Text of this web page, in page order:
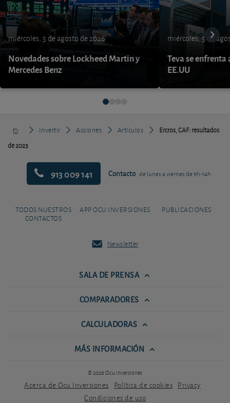
miércoles, 5 de agosto de 2026
Novedades sobre Lockheed Martin y
Mercedes Benz
miércoles, 5 de
Teva se enfrenta
EE.UU
Invertir Acciones Artículos
Ercros, CAF: resultados
de 2023
913 009 141 Contacto de lunes a viernes de 9h-14h
TODOS NUESTROS
CONTACTOS
APP OCU INVERSIONES PUBLICACIONES
Newsletter
SALA DE PRENSA
COMPARADORES
CALCULADORAS
MÁS INFORMACIÓN
© 2026 Ocu Inversiones
Acerca de Ocu Inversiones Política de cookies Privacy
Condiciones de uso